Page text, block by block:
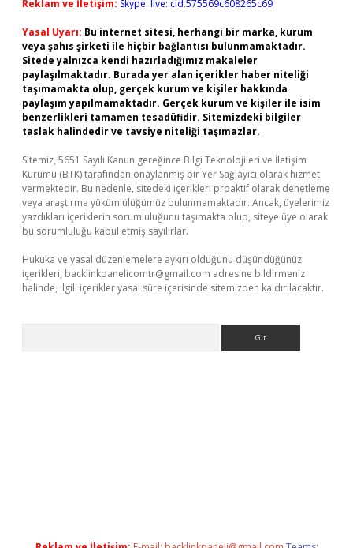
Reklam ve İletişim: Skype: live:.cid.575569c608265c69
Yasal Uyarı: Bu internet sitesi, herhangi bir marka, kurum
veya şahıs şirketi ile hiçbir bağlantısı bulunmamaktadır.
Sitede yalnızca kendi hazırladığımız makaleler
paylaşılmaktadır. Burada yer alan içerikler haber niteliği
taşımamakta olup, gerçek kurum ve kişiler hakkında
paylaşım yapılmamaktadır. Gerçek kurum ve kişiler ile isim
benzerlikleri tamamen tesadüfidir. Sitemizdeki bilgiler
taslak halindedir ve tavsiye niteliği taşımazlar.
Sitemiz, 5651 Sayılı Kanun gereğince Bilgi Teknolojileri ve İletişim
Kurumu (BTK) tarafından onaylanmış bir Yer Sağlayıcı olarak hizmet
vermektedir. Bu nedenle, sitedeki içerikleri proaktif olarak denetleme
veya araştırma yükümlülüğümüz bulunmamaktadır. Ancak, üyelerimiz
yazdıkları içeriklerin sorumluluğunu taşımakta olup, siteye üye olarak
bu sorumluluğu kabul etmiş sayılırlar.
Hukuka ve yasal düzenlemelere aykırı olduğunu düşündüğünüz
içerikleri, backlinkpanelicomtr@gmail.com adresine bildirmeniz
halinde, ilgili içerikler yasal süre içerisinde sitemizden kaldırılacaktır.